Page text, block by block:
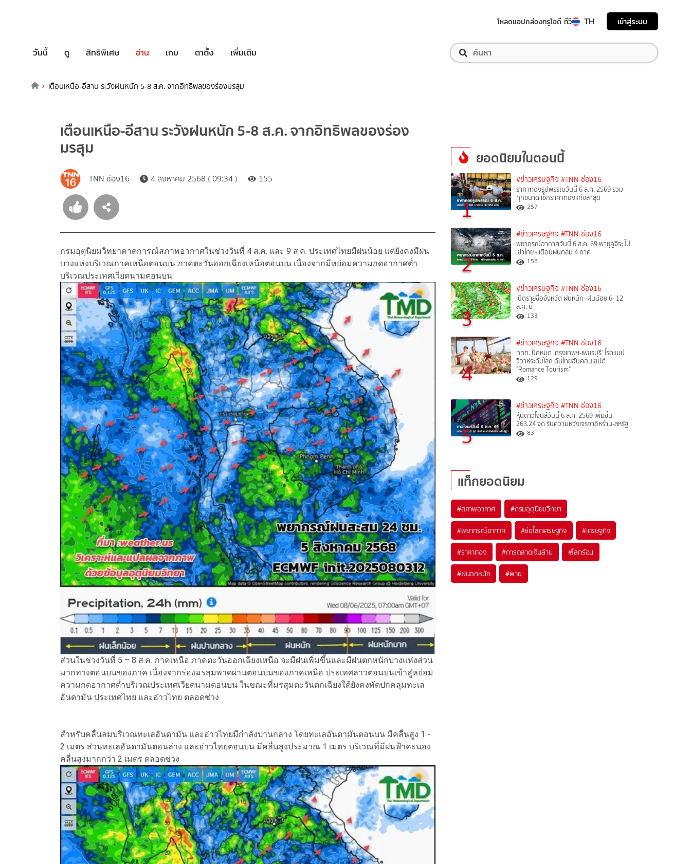
โหลดแอปกล่องทรูไอดี ทีวี TH เข้าสู่ระบบ
วันนี้ ดู สิทธิพิเศษ อ่าน เกม ตาตั้ง เพิ่มเติม
เตือนเหนือ-อีสาน ระวังฝนหนัก 5-8 ส.ค. จากอิทธิพลของร่องมรสุม
เตือนเหนือ-อีสาน ระวังฝนหนัก 5-8 ส.ค. จากอิทธิพลของร่อง
มรสุม
TNN ช่อง16 4 สิงหาคม 2568 ( 09:34 ) 155
กรมอุตุนิยมวิทยาคาดการณ์สภาพอากาศในช่วงวันที่ 4 ส.ค. และ 9 ส.ค. ประเทศไทยมีฝนน้อย แต่ยังคงมีฝน
บางแห่งบริเวณภาคเหนือตอนบน ภาคตะวันออกเฉียงเหนือตอนบน เนื่องจากมีหย่อมความกดอากาศต่ำ
บริเวณประเทศเวียดนามตอนบน
ส่วนในช่วงวันที่ 5 – 8 ส.ค. ภาคเหนือ ภาคตะวันออกเฉียงเหนือ จะมีฝนเพิ่มขึ้นและมีฝนตกหนักบางแห่งส่วน
มากทางตอนบนของภาค เนื่องจากร่องมรสุมพาดผ่านตอนบนของภาคเหนือ ประเทศลาวตอนบนเข้าสู่หย่อม
ความกดอากาศต่ำบริเวณประเทศเวียดนามตอนบน ในขณะที่มรสุมตะวันตกเฉียงใต้ยังคงพัดปกคลุมทะเล
อันดามัน ประเทศไทย และอ่าวไทย ตลอดช่วง
สำหรับคลื่นลมบริเวณทะเลอันดามัน และอ่าวไทยมีกำลังปานกลาง โดยทะเลอันดามันตอนบน มีคลื่นสูง 1 -
2 เมตร ส่วนทะเลอันดามันตอนล่าง และอ่าวไทยตอนบน มีคลื่นสูงประมาณ 1 เมตร บริเวณที่มีฝนฟ้าคะนอง
คลื่นสูงมากกว่า 2 เมตร ตลอดช่วง
ยอดนิยมในตอนนี้
1
#ข่าวเศรษฐกิจ #TNN ช่อง16
ราคาทองรูปพรรณวันนี้ 6 ส.ค. 2569 รวม
ทุกขนาด เช็กราคาทองแท่งล่าสุด
257
2
#ข่าวเศรษฐกิจ #TNN ช่อง16
พยากรณ์อากาศวันนี้ 6 ส.ค. 69 พายุคูจิระ ไม่
เข้าไทย - เตือนฝนถล่ม 4 ภาค
158
3
#ข่าวเศรษฐกิจ #TNN ช่อง16
เปิดรายชื่อจังหวัด ฝนหนัก–ฝนน้อย 6–12
ส.ค. นี้
133
4
#ข่าวเศรษฐกิจ #TNN ช่อง16
ททท. ปักหมุด ‘กรุงเทพฯ-เพชรบุรี’ โรดแมป
วิวาห์ระดับโลก ดันไทยฮับคอนเซปต์
"Romance Tourism"
129
5
#ข่าวเศรษฐกิจ #TNN ช่อง16
หุ้นดาวโจนส์วันนี้ 6 ส.ค. 2569 เพิ่มขึ้น
263.24 จุด รับความหวังเจรจาอิหร่าน-สหรัฐ
83
แท็กยอดนิยม
#สภาพอากาศ #กรมอุตุนิยมวิทยา
#พยากรณ์อากาศ #ย่อโลกเศรษฐกิจ #เศรษฐกิจ
#ราคาทอง #การตลาดเงินล้าน #โลกร้อน
#ฝนตกหนัก #พายุ